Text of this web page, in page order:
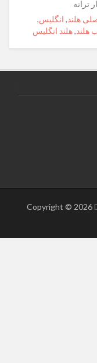
ترانه
هلند, انگلیس,
هلند,هلند انگلیس
Copyright © 2026